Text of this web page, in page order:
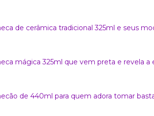
de cerâmica tradicional 325ml e seus
mágica 325ml que vem preta e revela
de 440ml para quem adora tomar